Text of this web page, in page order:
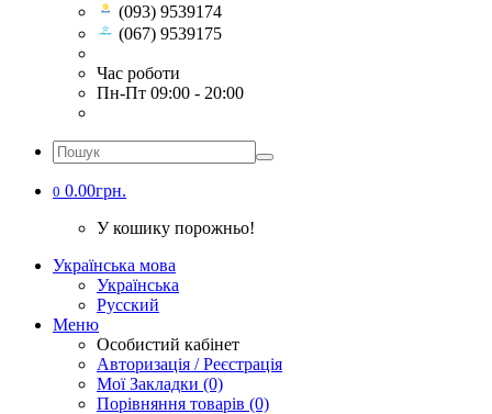
(093) 9539174
(067) 9539175
Час роботи
Пн-Пт 09:00 - 20:00
0 0.00грн.
У кошику порожньо!
Українська мова
Українська
Русский
Меню
Особистий кабінет
Авторизація / Реєстрація
Мої Закладки (0)
Порівняння товарів (0)